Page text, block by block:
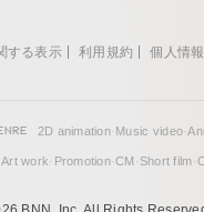
する表示 利用規約 個人情
2D animation· Music video·
Art work· Promotion·CM · Short film·